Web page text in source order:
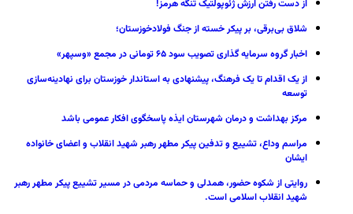
از دست رفتن ارزش ژئوپولتیک تنگه هرمز!
شلاق‌ بی‌برقی، بر پیکر خسته‌ از جنگ فولادخوزستان؛
اخبار گروه سرمایه گذاری تصویب سود ۶۵ تومانی در مجمع «وسپهر»
از یک اقدام تا یک فرهنگ، پیشنهادی به استاندار خوزستان برای نهادینه‌سازی
توسعه
مرکز بهداشت و درمان شهرستان ایذه پاسخگوی افکار عمومی باشد
مراسم وداع، تشییع و تدفین پیکر مطهر رهبر شهید انقلاب و اعضای خانواده
ایشان
روایتی از شکوه حضور، همدلی و حماسه مردمی در مسیر تشییع پیکر مطهر رهبر
شهید انقلاب اسلامی است.